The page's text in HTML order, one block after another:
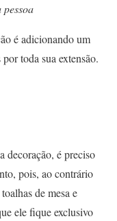
é adicionando um
toda sua extensão.
decoração, é preciso
pois, ao contrário
de mesa e
ele fique exclusivo